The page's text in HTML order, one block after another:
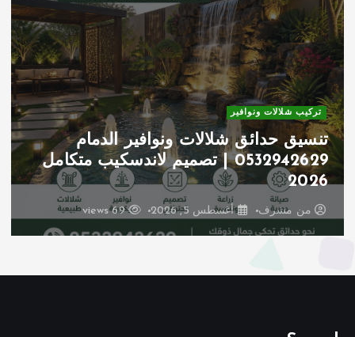
تركيب شلالات ونوافير
تنسيق حدائق شلالات ونوافير الدمام
0532942629 | تصميم لاندسكيب متكامل
2026
من مشرف أغسطس 5, 2026 69 views